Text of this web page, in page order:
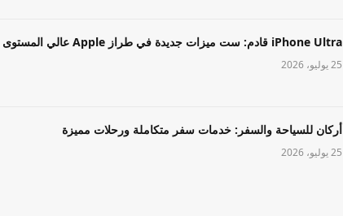
iPhone Ultra قادم: ست ميزات جديدة في طراز Apple عالي المستوى
25 يوليو، 2026
أركان للسياحة والسفر: خدمات سفر متكاملة ورحلات مميزة
25 يوليو، 2026